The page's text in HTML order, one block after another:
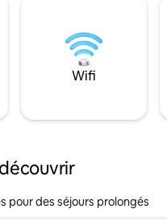
Wifi
pour des séjours prolongés